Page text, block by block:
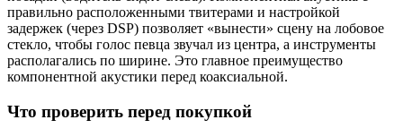
правильно расположенными твитерами и настройкой
задержек (через DSP) позволяет «вынести» сцену на лобовое
стекло, чтобы голос певца звучал из центра, а инструменты
располагались по ширине. Это главное преимущество
компонентной акустики перед коаксиальной.
Что проверить перед покупкой